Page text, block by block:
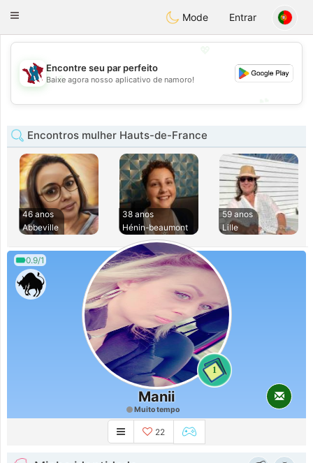
Taimerais
Toggle
Mode Entrar
💖
💕
Encontre seu par perfeito
Baixe agora nosso aplicativo de namoro!
Encontros mulher Hauts-de-France
46 anos
Abbeville
38 anos
Hénin-beaumont
59 anos
Lille
0.9/1
1
Manii
Muito tempo
22